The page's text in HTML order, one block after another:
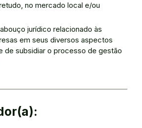
no mercado local e/ou
jurídico relacionado às
em seus diversos aspectos
de subsidiar o processo de gestão